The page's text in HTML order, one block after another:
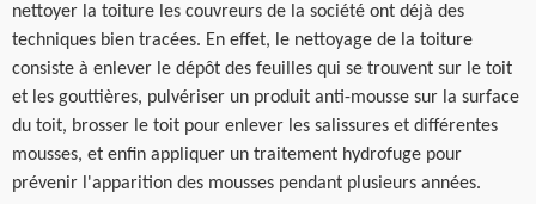
nettoyer la toiture les couvreurs de la société ont déjà des
techniques bien tracées. En effet, le nettoyage de la toiture
consiste à enlever le dépôt des feuilles qui se trouvent sur le toit
et les gouttières, pulvériser un produit anti-mousse sur la surface
du toit, brosser le toit pour enlever les salissures et différentes
mousses, et enfin appliquer un traitement hydrofuge pour
prévenir l'apparition des mousses pendant plusieurs années.